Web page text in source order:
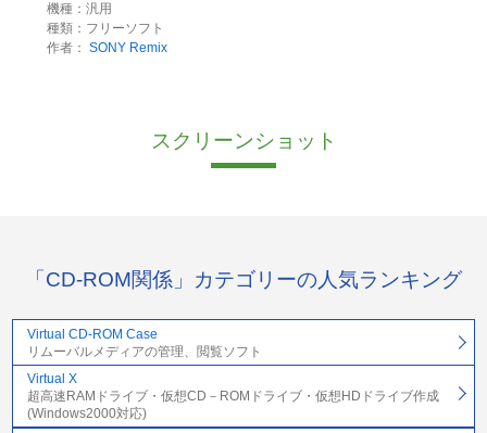
機種：汎用
種類：フリーソフト
作者： SONY Remix
スクリーンショット
「CD-ROM関係」カテゴリーの人気ランキング
Virtual CD-ROM Case
リムーバルメディアの管理、閲覧ソフト
Virtual X
超高速RAMドライブ・仮想CD－ROMドライブ・仮想HDドライブ作成
(Windows2000対応)